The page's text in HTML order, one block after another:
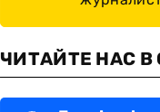
ЧИТАЙТЕ НАС В